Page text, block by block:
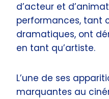
d’acteur et
performances, tant
dramatiques, ont
en tant qu’artiste.
L’une de ses
marquantes au